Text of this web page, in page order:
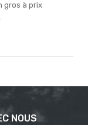
gros à prix
NOUS